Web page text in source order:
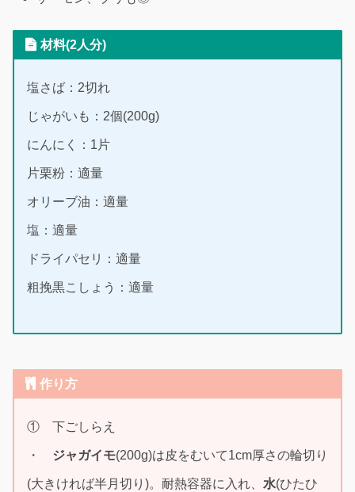
材料(2人分)
塩さば：2切れ
じゃがいも：2個(200g)
にんにく：1片
片栗粉：適量
オリーブ油：適量
塩：適量
ドライパセリ：適量
粗挽黒こしょう：適量
作り方
① 下ごしらえ
・ ジャガイモ(200g)は皮をむいて1cm厚さの輪切り
(大きければ半月切り)。耐熱容器に入れ、 水(ひたひ